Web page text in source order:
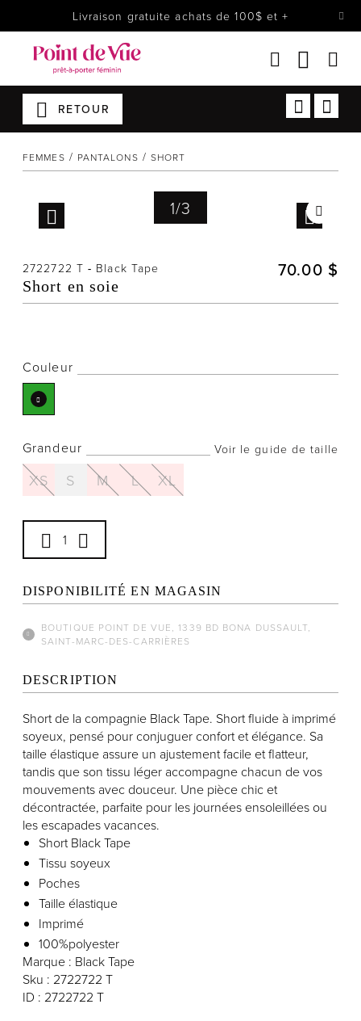
Livraison gratuite achats de 100$ et +
Accessoires
Chaussures
Soldes
Notre histoire
L'équipe
Politiques et conditions d'achats
RETOUR
FEMMES PANTALONS SHORT
1/3
2722722 T - Black Tape
Short en soie
70.00 $
Couleur
Grandeur Voir le guide de taille
XS S M L XL
DISPONIBILITÉ EN MAGASIN
BOUTIQUE POINT DE VUE, 1339 BD BONA DUSSAULT,
SAINT-MARC-DES-CARRIÈRES
DESCRIPTION
Short de la compagnie Black Tape. Short fluide à imprimé
soyeux, pensé pour conjuguer confort et élégance. Sa
taille élastique assure un ajustement facile et flatteur,
tandis que son tissu léger accompagne chacun de vos
mouvements avec douceur. Une pièce chic et
décontractée, parfaite pour les journées ensoleillées ou
les escapades vacances.
Short Black Tape
Tissu soyeux
Poches
Taille élastique
Imprimé
100%polyester
Marque : Black Tape
Sku : 2722722 T
ID : 2722722 T